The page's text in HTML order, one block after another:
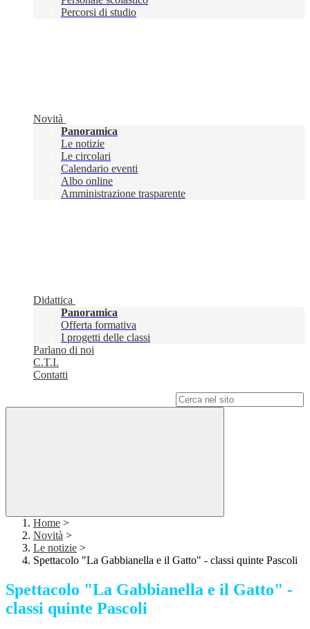
Percorsi di studio
Novità
Panoramica
Le notizie
Le circolari
Calendario eventi
Albo online
Amministrazione trasparente
Didattica
Panoramica
Offerta formativa
I progetti delle classi
Parlano di noi
C.T.I.
Contatti
Home >
Novità >
Le notizie >
Spettacolo "La Gabbianella e il Gatto" - classi quinte Pascoli
Spettacolo "La Gabbianella e il Gatto" -
classi quinte Pascoli